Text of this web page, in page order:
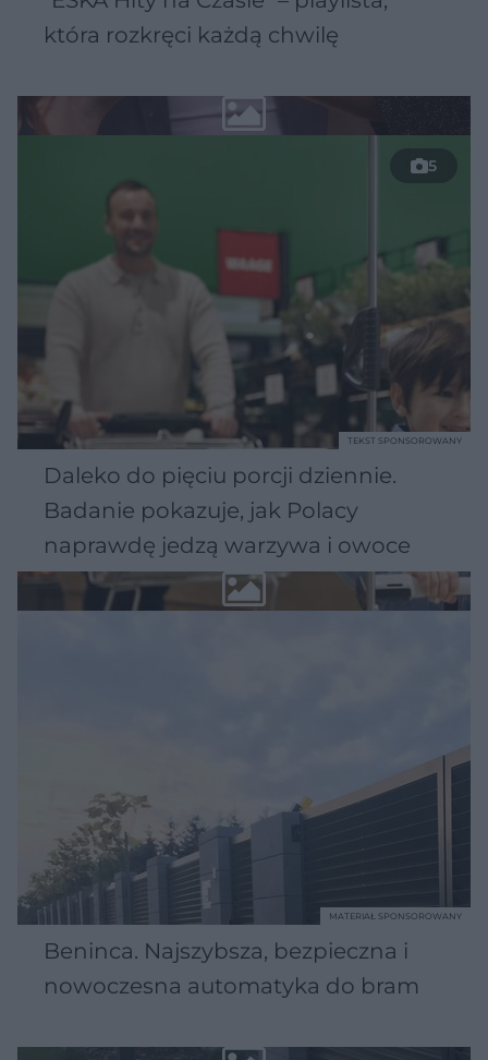
która rozkręci każdą chwilę
5
Daleko do pięciu porcji dziennie.
Badanie pokazuje, jak Polacy
naprawdę jedzą warzywa i owoce
TEKST SPONSOROWANY
Beninca. Najszybsza, bezpieczna i
nowoczesna automatyka do bram
MATERIAŁ SPONSOROWANY